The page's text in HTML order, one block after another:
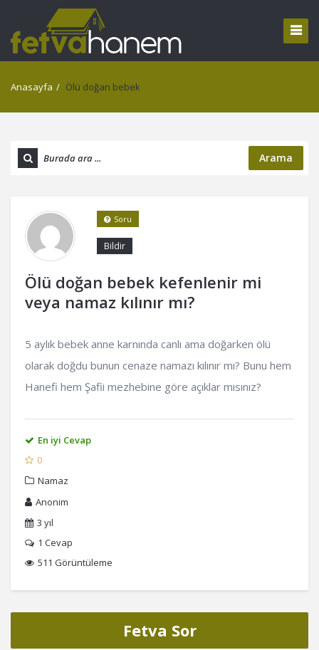
Anasayfa / Ölü doğan bebek
Arama
Ölü doğan bebek kefenlenir mi
veya namaz kılınır mı?
Bildir
Soru
5 aylık bebek anne karnında canlı ama doğarken ölü
olarak doğdu bunun cenaze namazı kılınır mı? Bunu hem
Hanefi hem Şafii mezhebine göre açıklar mısınız?
En iyi Cevap
0
Namaz
Anonim
3 yıl
1 Cevap
511 Görüntüleme
Fetva Sor